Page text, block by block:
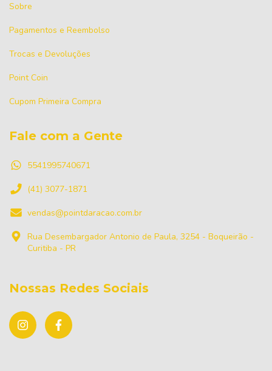
Sobre
Pagamentos e Reembolso
Trocas e Devoluções
Point Coin
Cupom Primeira Compra
Fale com a Gente
5541995740671
(41) 3077-1871
vendas@pointdaracao.com.br
Rua Desembargador Antonio de Paula, 3254 - Boqueirão -
Curitiba - PR
Nossas Redes Sociais